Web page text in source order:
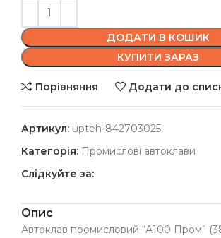
ДОДАТИ В КОШИК
КУПИТИ ЗАРАЗ
Порівняння Додати до
Артикул: upteh-842703025
Категорія: Промислові автоклави
Слідкуйте за:
Опис
Автоклав промисловий “А100 Пром”